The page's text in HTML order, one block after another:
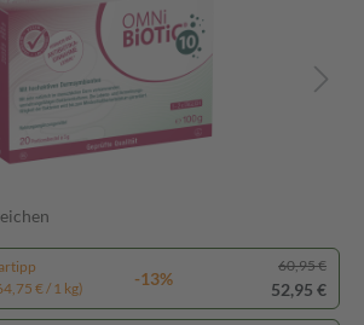
€ / 1 kg)
-13%
60,95 €
52,95 €